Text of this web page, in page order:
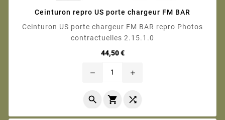
Ceinturon repro US porte chargeur FM BAR
Ceinturon US porte chargeur FM BAR repro Photos
contractuelles 2.15.1.0
44,50 €Prix
remove add
  